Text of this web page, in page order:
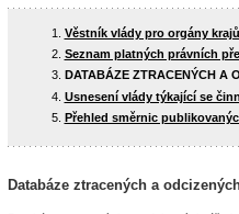
Věstník vlády pro orgány
Seznam platných právních
DATABÁZE ZTRACENÝCH A
Usnesení vlády týkající se
Přehled směrnic
Databáze ztracených a